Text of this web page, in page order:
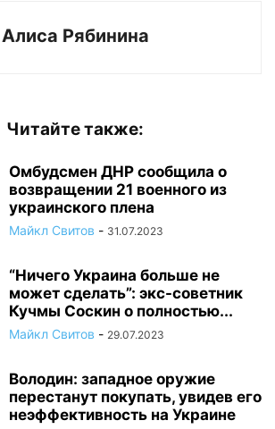
Алиса Рябинина
Читайте также:
Омбудсмен ДНР сообщила о
возвращении 21 военного из
украинского плена
Майкл Свитов - 31.07.2023
“Ничего Украина больше не
может сделать”: экс-советник
Кучмы Соскин о полностью...
Майкл Свитов - 29.07.2023
Володин: западное оружие
перестанут покупать, увидев его
неэффективность на Украине